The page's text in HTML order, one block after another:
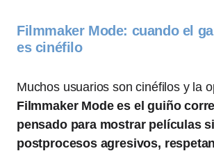
Filmmaker Mode: cuando el
es cinéfilo
Muchos usuarios son cinéfilos y la
Filmmaker Mode es el guiño
pensado para mostrar películas
postprocesos agresivos,